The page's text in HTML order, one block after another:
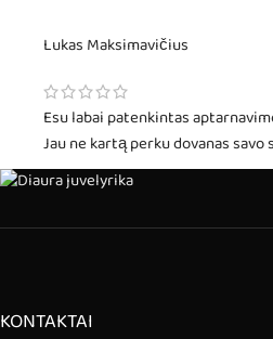
Lukas Maksimavičius
Esu labai patenkintas
Jau ne kartą perku dovanas savo
KONTAKTAI